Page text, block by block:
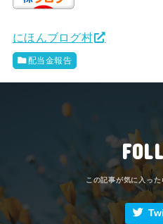
にほんブログ村
配当金報告